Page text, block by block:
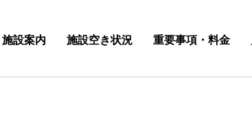
施設案内 施設空き状況 重要事項・料金